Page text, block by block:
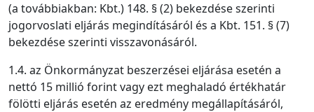
(a továbbiakban: Kbt.) 148. § (2) bekezdése szerinti
jogorvoslati eljárás megindításáról és a Kbt. 151. § (7)
bekezdése szerinti visszavonásáról.
1.4. az Önkormányzat beszerzései eljárása esetén a
nettó 15 millió forint vagy ezt meghaladó értékhatár
fölötti eljárás esetén az eredmény megállapításáról,